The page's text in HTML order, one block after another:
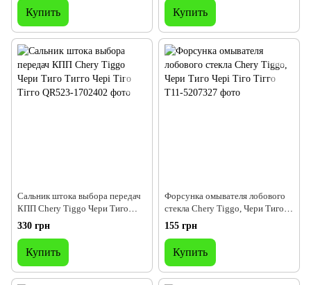
Купить Купить
Сальник штока выбора передач
КПП Chery Tiggo Чери Тиго
Тигго Чері Тіго Тігго
330 грн
Купить
Форсунка омывателя лобового
стекла Chery Tiggo, Чери Тиго
Чері Тіго Тігго
155 грн
Купить